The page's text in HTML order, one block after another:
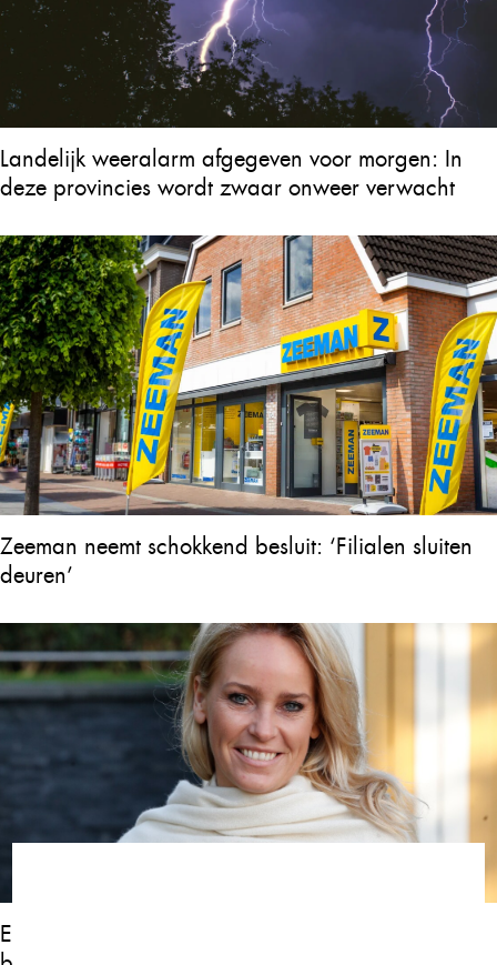
Landelijk weeralarm afgegeven voor morgen: In
deze provincies wordt zwaar onweer verwacht
Zeeman neemt schokkend besluit: ‘Filialen sluiten
deuren’
Ellen Callebaut: “Ik liet alles vallen toen ik zijn